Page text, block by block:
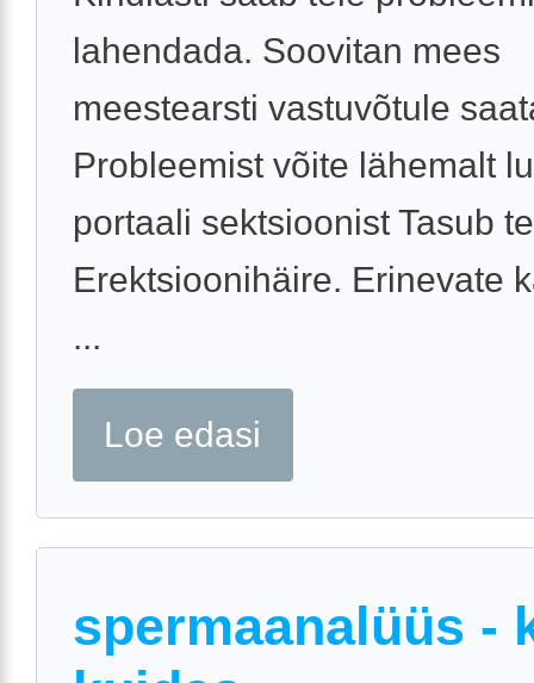
lahendada. Soovitan mees
meestearsti vastuvõtule
Probleemist võite lähemalt
portaali sektsioonist Tasub
Erektsioonihäire. Erinevate
...
Loe edasi
spermaanalüüs -